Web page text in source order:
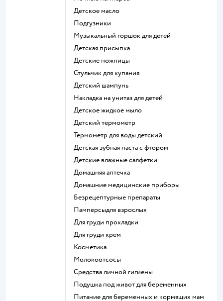
детское масло
подгузники
музыкальный горшок для детей
детская присыпка
детские ножницы
стульчик для купания
детский шампунь
накладка на унитаз для детей
детское жидкое мыло
детский термометр
термометр для воды детский
детская зубная паста с фтором
детские влажные салфетки
домашняя аптечка
домашние медицинские приборы
безрецептурные препараты
памперсыдля взрослых
для груди прокладки
для груди крем
косметика
Молокоотсосы
средства личной гигиены
подушка под живот для беременных
питание для беременных и кормящих мам